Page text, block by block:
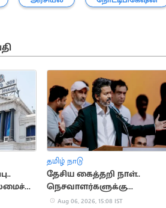
தமிழ் நாடு
தேசிய கைத்தறி நாள்..
நெசவாளர்களுக்கு
முதலமைச்சர் விஜய் வாழ்த்து
Aug 06, 2026, 15:08 IST